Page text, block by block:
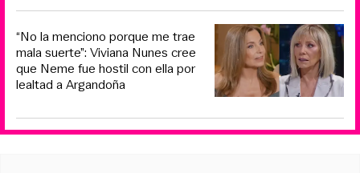
“No la menciono porque me trae
mala suerte”: Viviana Nunes cree
que Neme fue hostil con ella por
lealtad a Argandoña